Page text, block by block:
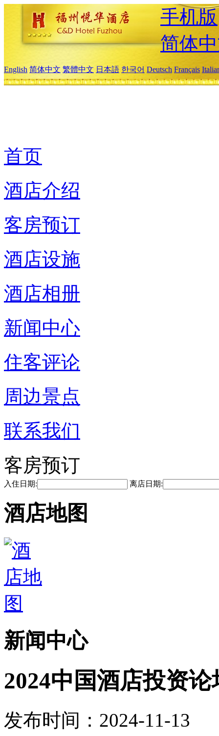
手机版
简体
English 简体中文 繁體中文 日本語 한국어 Deutsch Français
首页
酒店介绍
客房预订
酒店设施
酒店相册
新闻中心
住客评论
周边景点
联系我们
客房预订
入住日期: 离店日期:
酒店地图
新闻中心
2024中国酒店投资
发布时间：2024-11-13